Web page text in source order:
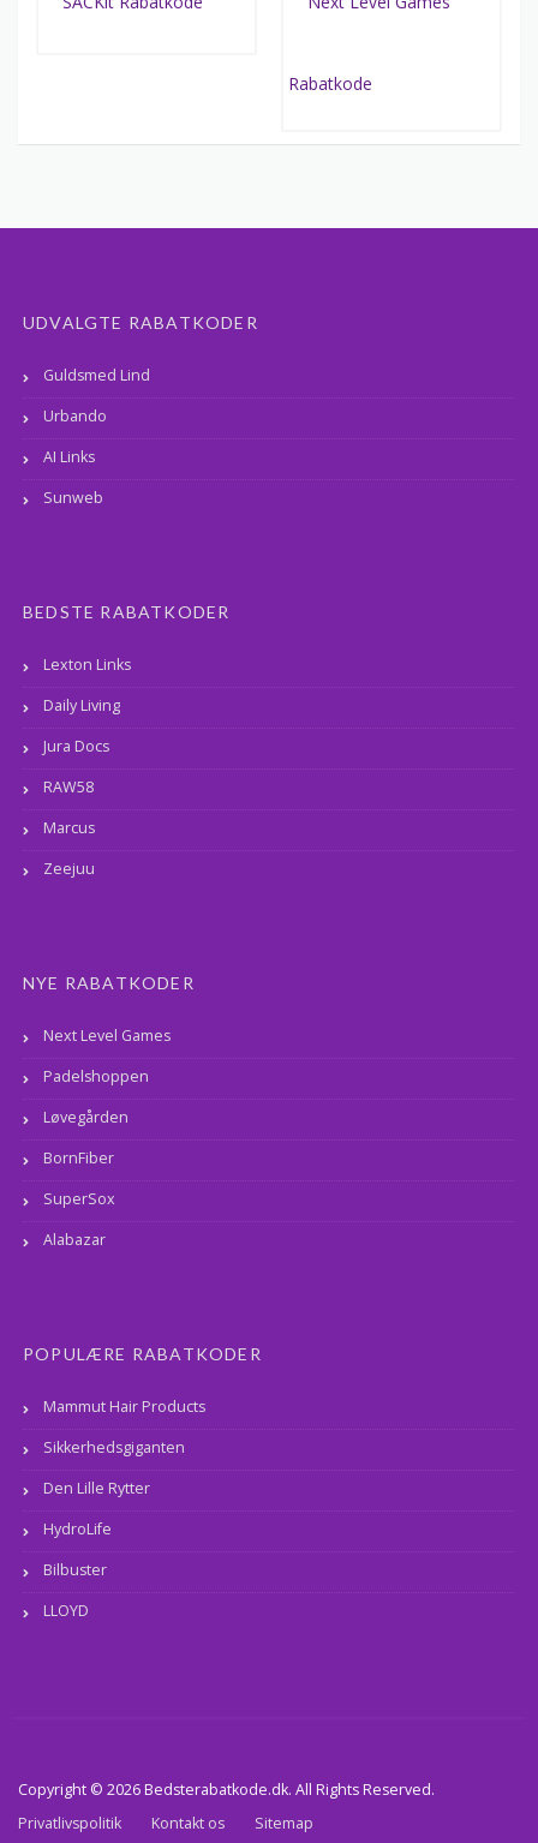
UDVALGTE RABATKODER
Guldsmed Lind
Urbando
AI Links
Sunweb
BEDSTE RABATKODER
Lexton Links
Daily Living
Jura Docs
RAW58
Marcus
Zeejuu
NYE RABATKODER
Next Level Games
Padelshoppen
Løvegården
BornFiber
SuperSox
Alabazar
POPULÆRE RABATKODER
Mammut Hair Products
Sikkerhedsgiganten
Den Lille Rytter
HydroLife
Bilbuster
LLOYD
Copyright © 2026 Bedsterabatkode.dk. All Rights Reserved.
Privatlivspolitik
Kontakt os Sitemap